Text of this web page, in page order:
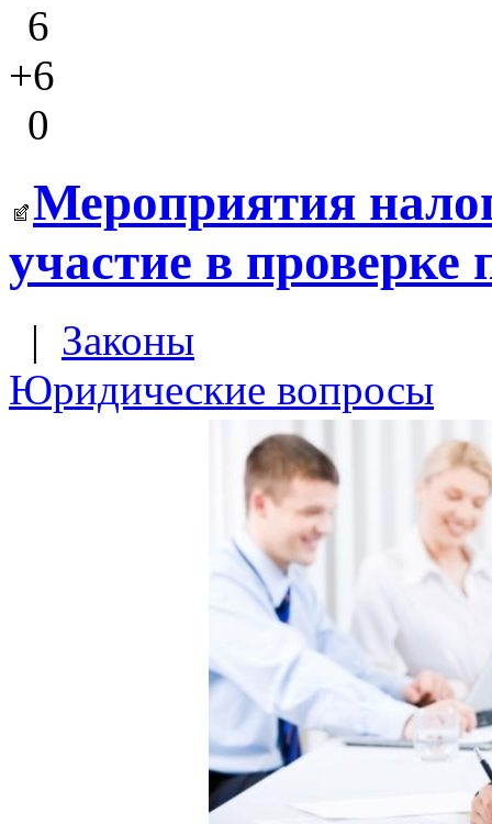
6
+6
0
Мероприятия
участие в проверке
| Законы
Юридические вопросы